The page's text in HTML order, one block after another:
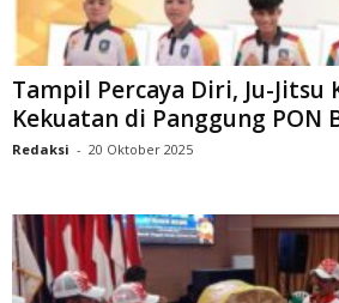
Tampil Percaya Diri, Ju-Jitsu
Kekuatan di Panggung PON
Redaksi - 20 Oktober 2025